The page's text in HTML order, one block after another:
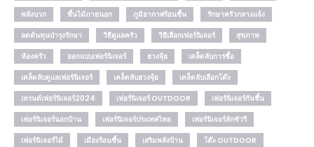
พลังบวก
พื้นไม้ภายนอก ภูมิอากาศร้อนชื้น
รักษาครัวกลางแจ้ง
ลดต้นทุนบำรุงรักษา
วิธีดูแลครัว วิธีเลือกเฟอร์นิเจอร์
สุขภาพ
ห้องครัว
ออกแบบเฟอร์นิเจอร์ ฮวงจุ้ย
เคล็ดลับการซื้อ
เคล็ดลับดูแลเฟอร์นิเจอร์
เคล็ดลับฮวงจุ้ย
เคล็ดลับเลือกโต๊ะ
เทรนด์เฟอร์นิเจอร์2024
เฟอร์นิเจอร์ OUTDOOR
เฟอร์นิเจอร์กันชื้น
เฟอร์นิเจอร์นอกบ้าน
เฟอร์นิเจอร์ประเทศไทย
เฟอร์นิเจอร์ลักชัวรี
เฟอร์นิเจอร์ไม้
เมืองร้อนชื้น เสริมพลังบ้าน
โต๊ะ OUTDOOR